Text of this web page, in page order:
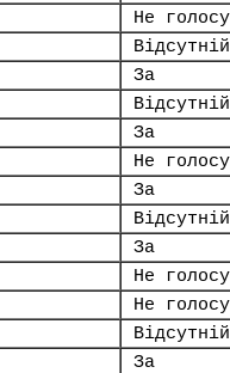
Не
Відсутній
За
Відсутній
За
Не
За
Відсутній
За
Не
Не
Відсутній
За